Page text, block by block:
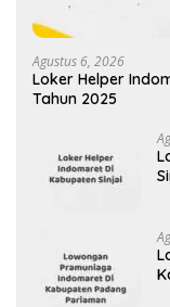
Agustus 6, 2026
Loker Helper
Tahun 2025